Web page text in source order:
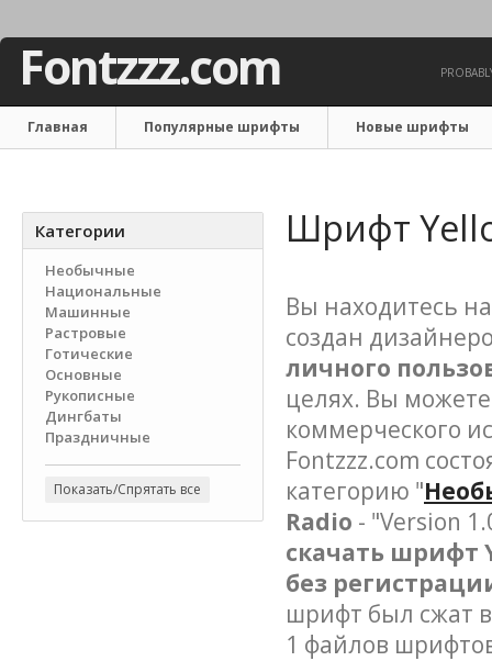
Fontzzz.com
Главная Популярные шрифты Новые шрифты
Категории
Необычные
Национальные
Машинные
Растровые
Готические
Основные
Рукописные
Дингбаты
Праздничные
Показать/Спрятать все
Шрифт
Вы находитесь
создан
личного
целях. Вы можете
коммерческого
Fontzzz.com
категорию "
Radio - "Version
скачать шрифт
без
шрифт был сжат
1 файлов